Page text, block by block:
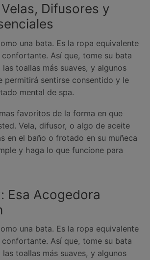
Difusores y
una bata. Es la ropa equivalente
Así que, tome su bata
toallas más suaves, y algunos
permitirá sentirse consentido y le
mental de spa.
favoritos de la forma en que
Vela, difusor, o algo de aceite
en el baño o frotado en su muñeca
y haga lo que funcione para
Esa Acogedora
una bata. Es la ropa equivalente
Así que, tome su bata
toallas más suaves, y algunos